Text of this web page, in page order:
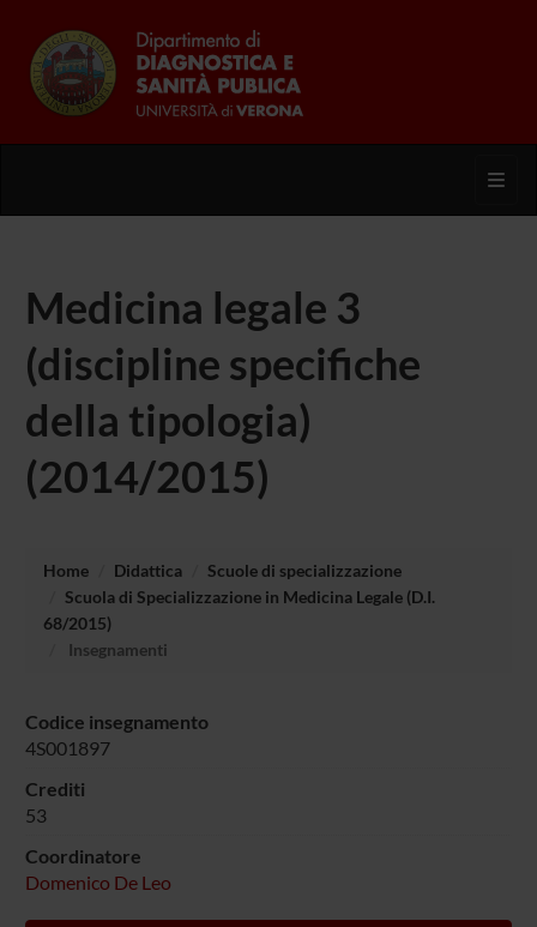
Medicina legale 3
(discipline specifiche
della tipologia)
(2014/2015)
Home Didattica
Scuole di specializzazione
Scuola di Specializzazione in Medicina Legale (D.I.
68/2015)
Insegnamenti
Codice insegnamento
4S001897
Crediti
53
Coordinatore
Domenico De Leo